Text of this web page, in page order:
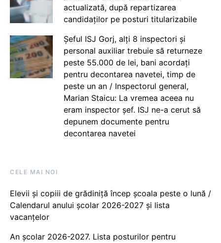
actualizată, după repartizarea
candidaților pe posturi titularizabile
Șeful ISJ Gorj, alți 8 inspectori și
personal auxiliar trebuie să returneze
peste 55.000 de lei, bani acordați
pentru decontarea navetei, timp de
peste un an / Inspectorul general,
Marian Staicu: La vremea aceea nu
eram inspector șef. ISJ ne-a cerut să
depunem documente pentru
decontarea navetei
CELE MAI NOI
Elevii și copiii de grădiniță încep școala peste o lună /
Calendarul anului școlar 2026-2027 și lista
vacanțelor
An școlar 2026-2027. Lista posturilor pentru